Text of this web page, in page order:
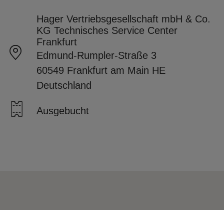
Hager Vertriebsgesellschaft mbH & Co.
KG Technisches Service Center
Frankfurt
Edmund-Rumpler-Straße 3
60549 Frankfurt am Main HE
Deutschland
Ausgebucht